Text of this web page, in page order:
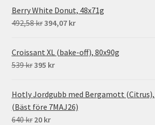
Berry White Donut, 48x71g
492,58kr Det
priset
var:
394,07 krDet
priset
Croissant XL (bake-off), 80x90g
539kr Det
priset
var:
539 kr.
395 krDet
priset
är:
Hotly Jordgubb med Bergamott (Citrus),
(Bäst före 7MAJ26)
640kr Det
20 krDet